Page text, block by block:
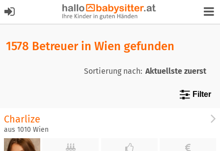
1578 Betreuer in Wien gefunden
Sortierung nach:
Filter
Charlize
aus 1010 Wien